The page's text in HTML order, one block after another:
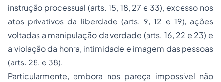
instrução processual (arts. 15, 18, 27 e 33), excesso nos
atos privativos da liberdade (arts. 9, 12 e 19), ações
voltadas a manipulação da verdade (arts. 16, 22 e 23) e
a violação da honra, intimidade e imagem das pessoas
(arts. 28. e 38).
Particularmente, embora nos pareça impossível não